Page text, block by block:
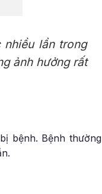
lần trong
ảnh hưởng rất
bệnh. Bệnh thường